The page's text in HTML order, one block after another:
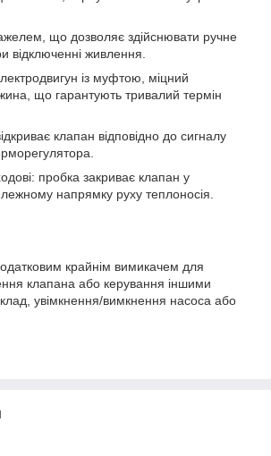
що дозволяє здійснювати ручне
відключенні живлення.
із муфтою, міцний
що гарантують тривалий термін
клапан відповідно до сигналу
пробка закриває клапан у
напрямку руху теплоносія.
крайнім вимикачем для
клапана або керування іншими
увімкнення/вимкнення насоса або